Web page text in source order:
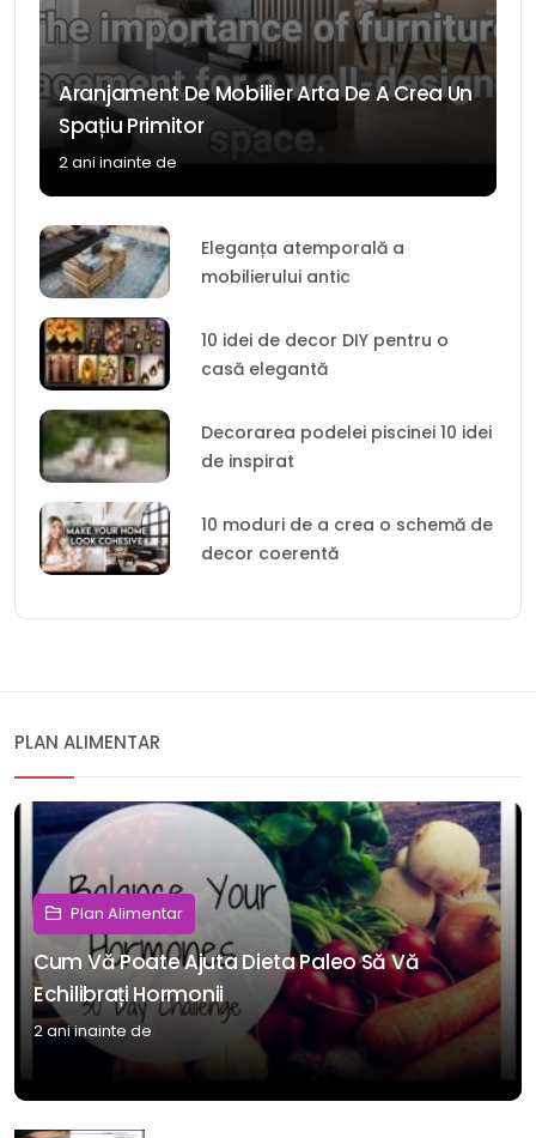
Aranjament De Mobilier Arta De A Crea Un
Spațiu Primitor
2 ani inainte de
Eleganța atemporală a
mobilierului antic
10 idei de decor DIY pentru o
casă elegantă
Decorarea podelei piscinei 10 idei
de inspirat
10 moduri de a crea o schemă de
decor coerentă
PLAN ALIMENTAR
Plan Alimentar
Cum Vă Poate Ajuta Dieta Paleo Să Vă
Echilibrați Hormonii
2 ani inainte de